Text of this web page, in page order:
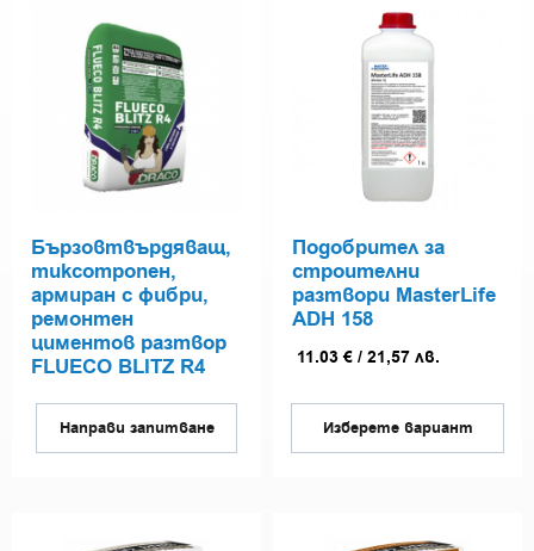
Бързовтвърдяващ,
тиксотропен,
армиран с фибри,
ремонтен
циментов разтвор
FLUECO BLITZ R4
Направи запитване
Подобрител за
строителни
разтвори MasterLife
ADH 158
11.03 € / 21,57 лв.
Изберете вариант